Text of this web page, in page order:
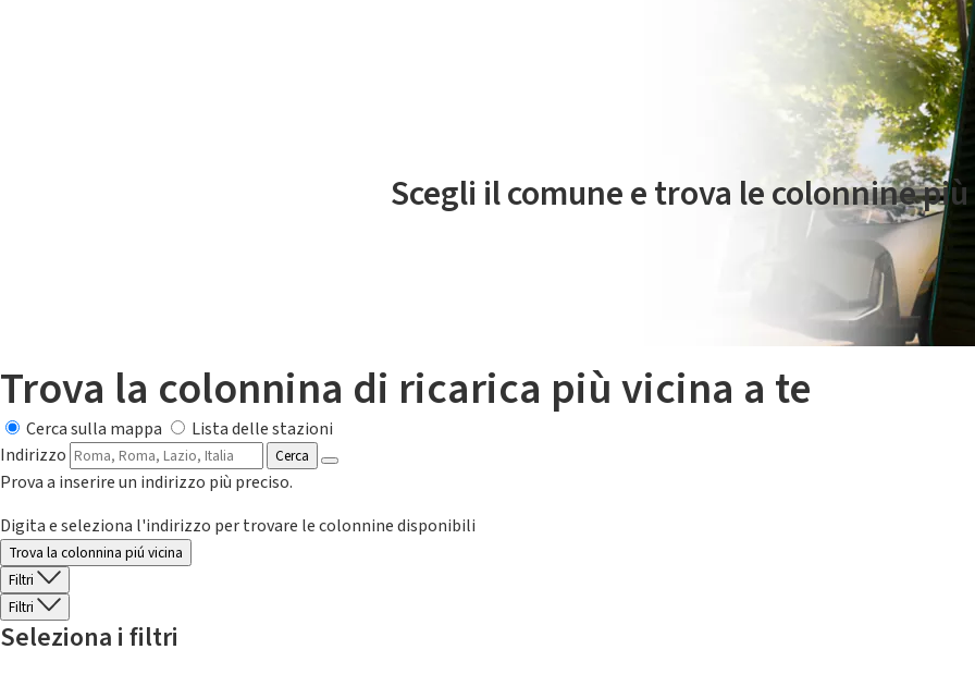
Il servizio di mobilità elettrica è gestito da Plenitude On The Road
Scegli il comune e trova le colonnine
Trova la colonnina di ricarica più vicina a te
Cerca sulla mappa
Lista delle stazioni
Indirizzo
Cerca
Prova a inserire un indirizzo più preciso.
Digita e seleziona l'indirizzo per trovare le colonnine disponibili
Trova la colonnina piú vicina
Filtri
Filtri
Seleziona i filtri